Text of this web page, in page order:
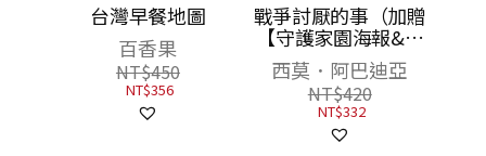
台灣早餐地圖
百香果
NT$450
NT$356
戰爭討厭的事（加贈
【守護家園海報&吳
宜蓉╳諶淑婷精彩導
讀】）
西莫．阿巴迪亞
NT$420
NT$332